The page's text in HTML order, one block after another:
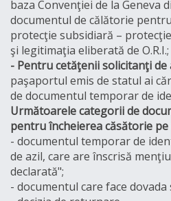
baza Convenţiei de la Geneva
documentul de călătorie
protecţie subsidiară –
şi legitimaţia eliberată de O.R.I.;
- Pentru cetăţenii solicitanţi de
paşaportul emis de statul ai
de documentul temporar de
Următoarele categorii de
pentru încheierea căsătorie
- documentul temporar de
de azil, care are înscrisă
declarată";
- documentul care face